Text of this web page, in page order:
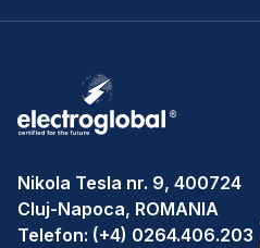
Nikola Tesla nr. 9, 400724
Cluj-Napoca, ROMANIA
Telefon: (+4) 0264.406.203